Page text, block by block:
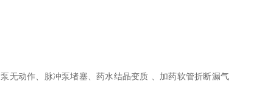
无动作、脉冲泵堵塞、药水结晶变质 、加药软管折断漏气